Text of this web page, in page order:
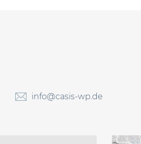
info@casis-wp.de